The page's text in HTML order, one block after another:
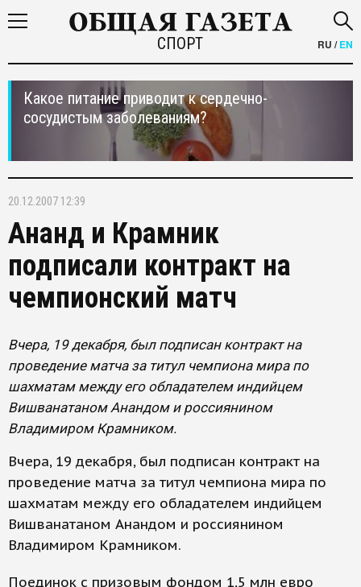
СПОРТ RU /EN
Какое питание приводит к сердечно-
сосудистым заболеваниям?
20.12.2007 12:39
Ананд и Крамник
подписали контракт на
чемпионский матч
Вчера, 19 декабря, был подписан контракт на
проведение матча за титул чемпиона мира по
шахматам между его обладателем индийцем
Вишванатаном Анандом и россиянином
Владимиром Крамником.
Вчера, 19 декабря, был подписан контракт на
проведение матча за титул чемпиона мира по
шахматам между его обладателем индийцем
Вишванатаном Анандом и россиянином
Владимиром Крамником.
Поединок с призовым фондом 1,5 млн евро